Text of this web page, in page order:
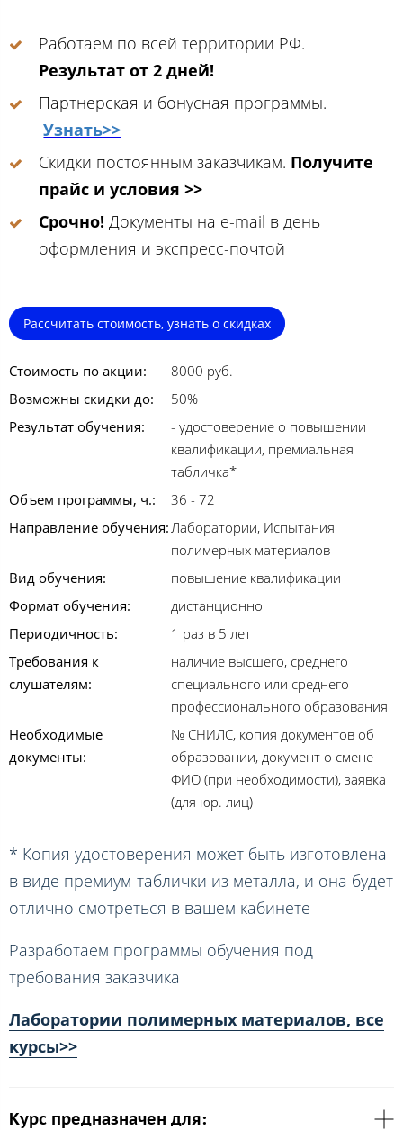
Работаем по всей территории РФ.
Результат от 2 дней!
Партнерская и бонусная программы.
Узнать>>
Скидки постоянным заказчикам. Получите
прайс и условия >>
Срочно! Документы на e-mail в день
оформления и экспресс-почтой
Рассчитать стоимость, узнать о скидках
Стоимость по акции:
8000 руб.
Возможны скидки до:
50%
Результат обучения:
- удостоверение о повышении
квалификации, премиальная
табличка*
Объем программы, ч.:
36 - 72
Направление обучения:Лаборатории, Испытания
полимерных материалов
Вид обучения:
повышение квалификации
Формат обучения:
дистанционно
Периодичность:
1 раз в 5 лет
Требования к
слушателям:
наличие высшего, среднего
специального или среднего
профессионального образования
Необходимые
документы:
№ СНИЛС, копия документов об
образовании, документ о смене
ФИО (при необходимости), заявка
(для юр. лиц)
* Копия удостоверения может быть изготовлена
в виде премиум-таблички из металла, и она будет
отлично смотреться в вашем кабинете
Разработаем программы обучения под
требования заказчика
Лаборатории полимерных материалов, все
курсы>>
Курс предназначен для: